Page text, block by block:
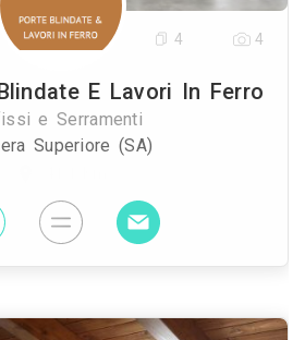
E Lavori In Ferro
e Serramenti
Superiore (SA)
4 4